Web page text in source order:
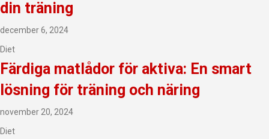
din träning
december 6, 2024
Diet
Färdiga matlådor för aktiva: En smart
lösning för träning och näring
november 20, 2024
Diet